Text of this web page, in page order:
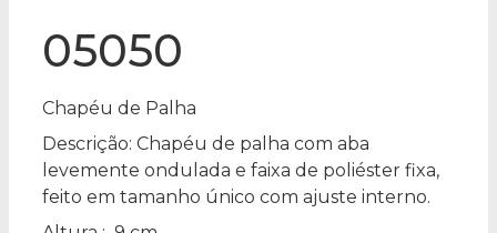
05050
Chapéu de Palha
Descrição: Chapéu de palha com aba
levemente ondulada e faixa de poliéster fixa,
feito em tamanho único com ajuste interno.